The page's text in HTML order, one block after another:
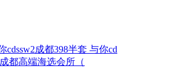
成都398半套 与你cd
成都高端海选会所（